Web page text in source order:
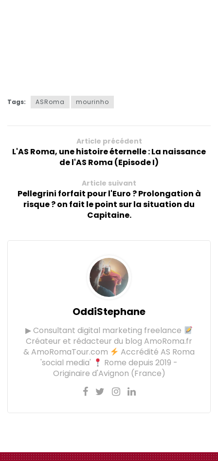
Tags: ASRoma mourinho
Article précédent
L'AS Roma, une histoire éternelle : La naissance
de l'AS Roma (Episode I)
Article suivant
Pellegrini forfait pour l'Euro ? Prolongation à
risque ? on fait le point sur la situation du
Capitaine.
OddiStephane
▶ Consultant digital marketing freelance
Créateur et rédacteur du blog AmoRoma.fr
& AmoRomaTour.com
Accrédité AS Roma
'social media'
Rome depuis 2019 -
Originaire d'Avignon (France)